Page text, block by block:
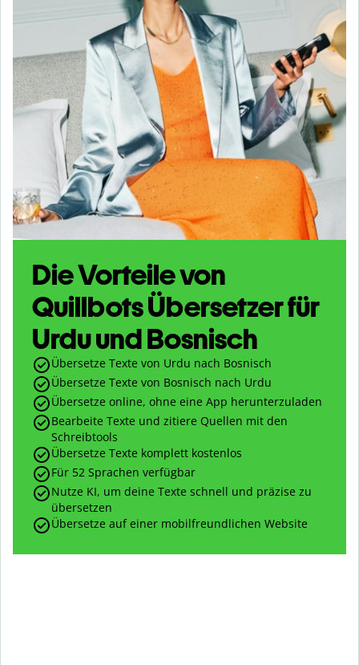
Die Vorteile von
Quillbots Übersetzer für
Urdu und Bosnisch
Übersetze Texte von Urdu nach Bosnisch
Übersetze Texte von Bosnisch nach Urdu
Übersetze online, ohne eine App herunterzuladen
Bearbeite Texte und zitiere Quellen mit den
Schreibtools
Übersetze Texte komplett kostenlos
Für 52 Sprachen verfügbar
Nutze KI, um deine Texte schnell und präzise zu
übersetzen
Übersetze auf einer mobilfreundlichen Website